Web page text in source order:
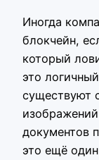
Иногда
блокчейн,
который
это
существуют
документов
это ещё